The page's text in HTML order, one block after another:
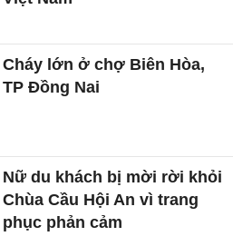
Cháy lớn ở chợ Biên Hòa,
TP Đồng Nai
Nữ du khách bị mời rời khỏi
Chùa Cầu Hội An vì trang
phục phản cảm